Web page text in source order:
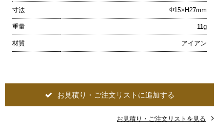
寸法 Φ15×H27mm
重量 11g
材質 アイアン
お見積り・ご注文リストに追加する
お見積り・ご注文リストを見る